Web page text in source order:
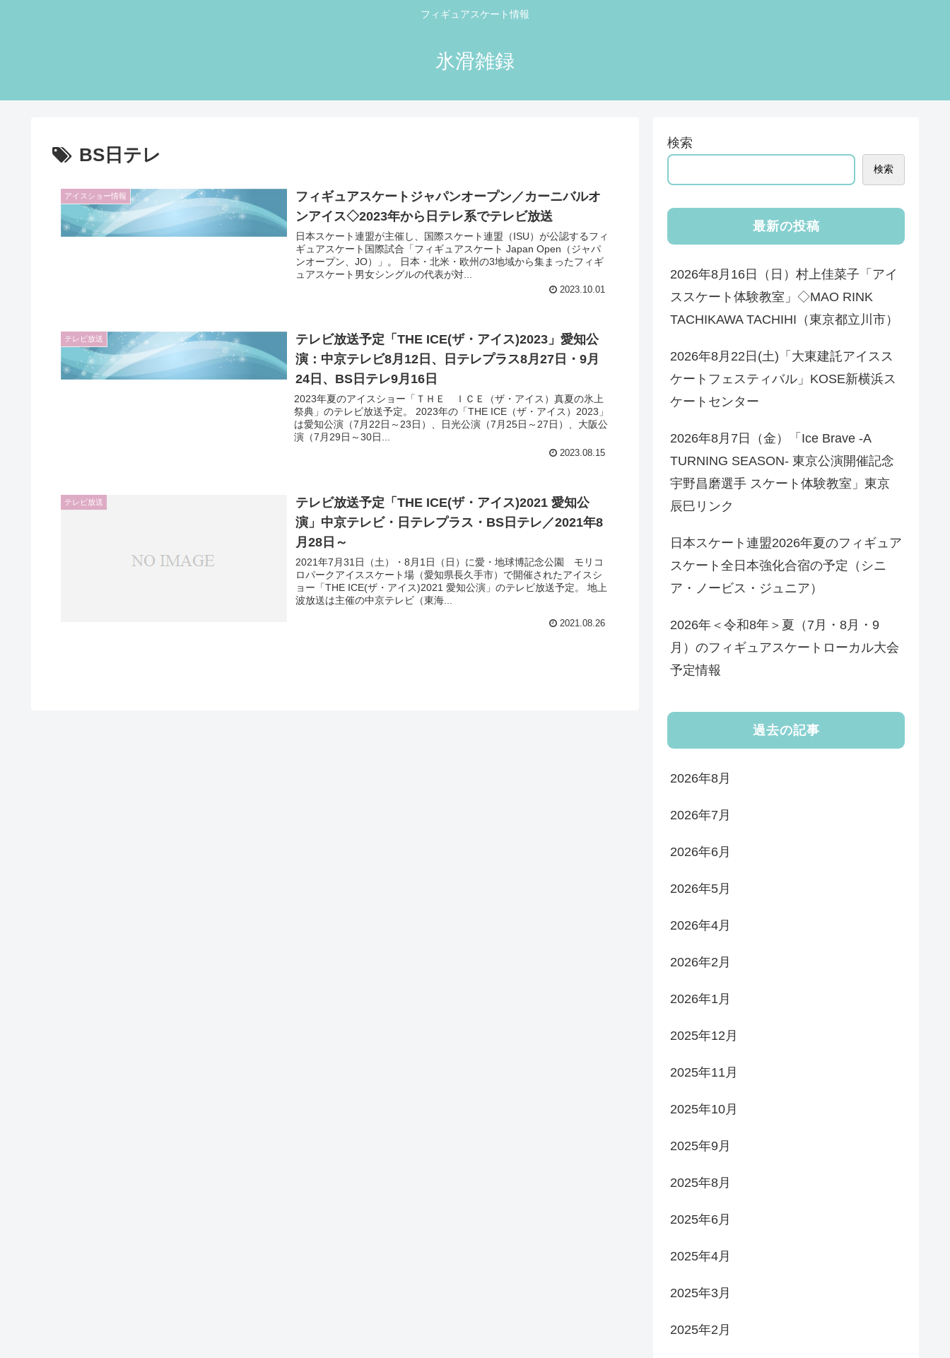
フィギュアスケート情報
氷滑雑録
BS日テレ
アイスショー情報
フィギュアスケートジャパンオープン／カーニバルオ
ンアイス◇2023年から日テレ系でテレビ放送
日本スケート連盟が主催し、国際スケート連盟（ISU）が公認するフィ
ギュアスケート国際試合「フィギュアスケート Japan Open（ジャパ
ンオープン、JO）」。 日本・北米・欧州の3地域から集まったフィギ
ュアスケート男女シングルの代表が対...
2023.10.01
テレビ放送
テレビ放送予定「THE ICE(ザ・アイス)2023」愛知公
演：中京テレビ8月12日、日テレプラス8月27日・9月
24日、BS日テレ9月16日
2023年夏のアイスショー「ＴＨＥ ＩＣＥ（ザ・アイス）真夏の氷上
祭典」のテレビ放送予定。 2023年の「THE ICE（ザ・アイス）2023」
は愛知公演（7月22日～23日）、日光公演（7月25日～27日）、大阪公
演（7月29日～30日...
2023.08.15
テレビ放送
テレビ放送予定「THE ICE(ザ・アイス)2021 愛知公
演」中京テレビ・日テレプラス・BS日テレ／2021年8
月28日～
2021年7月31日（土）・8月1日（日）に愛・地球博記念公園 モリコ
ロパークアイススケート場（愛知県長久手市）で開催されたアイスシ
ョー「THE ICE(ザ・アイス)2021 愛知公演」のテレビ放送予定。 地上
波放送は主催の中京テレビ（東海...
2021.08.26
検索
検索
最新の投稿
2026年8月16日（日）村上佳菜子「アイ
ススケート体験教室」◇MAO RINK
TACHIKAWA TACHIHI（東京都立川市）
2026年8月22日(土)「大東建託アイスス
ケートフェスティバル」KOSE新横浜ス
ケートセンター
2026年8月7日（金）「Ice Brave -A
TURNING SEASON- 東京公演開催記念
宇野昌磨選手 スケート体験教室」東京
辰巳リンク
日本スケート連盟2026年夏のフィギュア
スケート全日本強化合宿の予定（シニ
ア・ノービス・ジュニア）
2026年＜令和8年＞夏（7月・8月・9
月）のフィギュアスケートローカル大会
予定情報
過去の記事
2026年8月
2026年7月
2026年6月
2026年5月
2026年4月
2026年2月
2026年1月
2025年12月
2025年11月
2025年10月
2025年9月
2025年8月
2025年6月
2025年4月
2025年3月
2025年2月